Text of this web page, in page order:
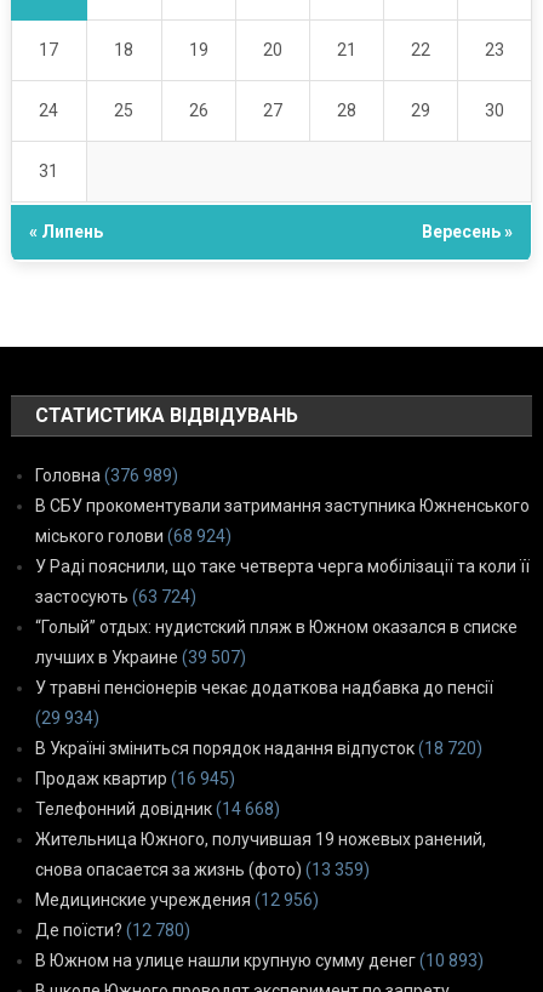
17 18 19 20 21 22 23
24 25 26 27 28 29 30
31
« Липень Вересень »
СТАТИСТИКА ВІДВІДУВАНЬ
Головна (376 989)
В СБУ прокоментували затримання заступника Южненського
міського голови (68 924)
У Раді пояснили, що таке четверта черга мобілізації та коли її
застосують (63 724)
“Голый” отдых: нудистский пляж в Южном оказался в списке
лучших в Украине (39 507)
У травні пенсіонерів чекає додаткова надбавка до пенсії
(29 934)
В Україні зміниться порядок надання відпусток(18 720)
Продаж квартир (16 945)
Телефонний довідник(14 668)
Жительница Южного, получившая 19 ножевых ранений,
снова опасается за жизнь (фото) (13 359)
Медицинские учреждения (12 956)
Де поїсти? (12 780)
В Южном на улице нашли крупную сумму денег(10 893)